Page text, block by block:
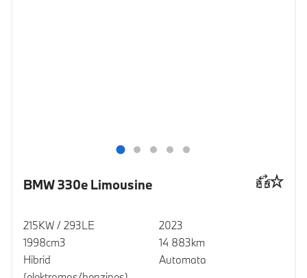
BMW 330e Limousine
215KW / 293LE
1998cm3
Hibrid
2023
14 883km
Automata